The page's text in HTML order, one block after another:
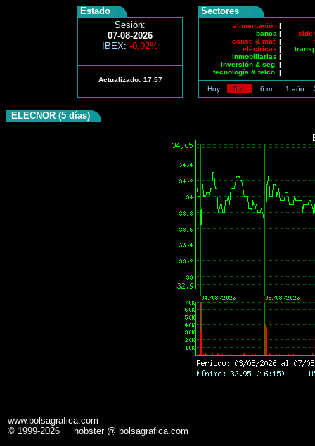
Estado
Sesión:
07-08-2026
IBEX: -0,02%
Actualizado: 17:57
Sectores
alimentación |
banca |
const. & mat. |
eléctricas |
inmobiliarias |
inversión & seg. |
tecnología & telco. |
Hoy 5 d. 6 m. 1 año
ELECNOR (5 días)
www.bolsagrafica.com
© 1999-2026 hobster @ bolsagrafica.com